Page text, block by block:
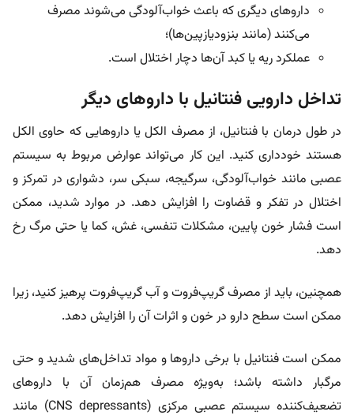
داروهای دیگری که باعث خواب‌آلودگی می‌شوند مصرف
می‌کنند (مانند بنزودیازپین‌ها)؛
عملکرد ریه یا کبد آن‌ها دچار اختلال است.
تداخل دارویی فنتانیل با داروهای دیگر
در طول درمان با فنتانیل، از مصرف الکل یا داروهایی که حاوی الکل
هستند خودداری کنید. این کار می‌تواند عوارض مربوط به سیستم
عصبی مانند خواب‌آلودگی، سرگیجه، سبکی سر، دشواری در تمرکز و
اختلال در تفکر و قضاوت را افزایش دهد. در موارد شدید، ممکن
است فشار خون پایین، مشکلات تنفسی، غش، کما یا حتی مرگ رخ
دهد.
همچنین، باید از مصرف گریپ‌فروت و آب گریپ‌فروت پرهیز کنید، زیرا
ممکن است سطح دارو در خون و اثرات آن را افزایش دهد.
ممکن است فنتانیل با برخی داروها و مواد تداخل‌های شدید و حتی
مرگبار داشته باشد؛ به‌ویژه مصرف هم‌زمان آن با داروهای
تضعیف‌کننده سیستم عصبی مرکزی (CNS depressants) مانند